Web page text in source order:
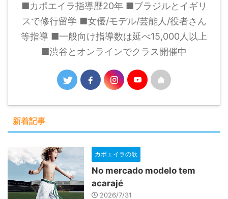
■カポエイラ指導歴20年 ■ブラジルとイギリ
スで修行留学 ■女優/モデル/芸能人/役者さん
等指導 ■一般向け指導数は延べ15,000人以上
■渋谷とオンラインでクラス開催中
新着記事
カポエイラの歌
No mercado modelo tem
acarajé
2026/7/31